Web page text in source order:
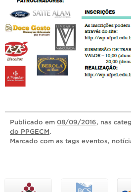
Publicado em 08/09/2016, nas
do PPGECM.
Marcado com as tags eventos,